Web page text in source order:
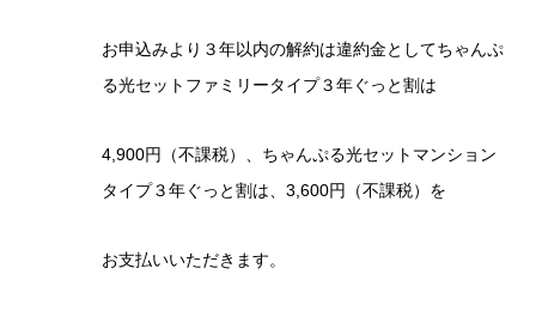
お申込みより３年以内の解約は違約金としてちゃんぷ
る光セットファミリータイプ３年ぐっと割は
4,900円（不課税）、ちゃんぷる光セットマンション
タイプ３年ぐっと割は、3,600円（不課税）を
お支払いいただきます。